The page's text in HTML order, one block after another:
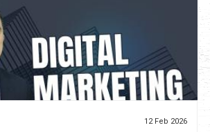
12 Feb 2026